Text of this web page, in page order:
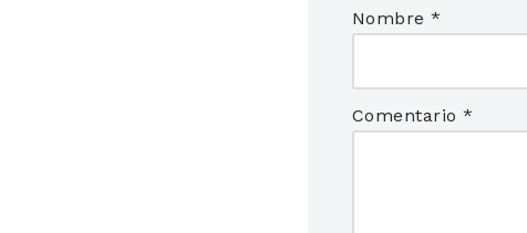
Nombre *
Comentario *